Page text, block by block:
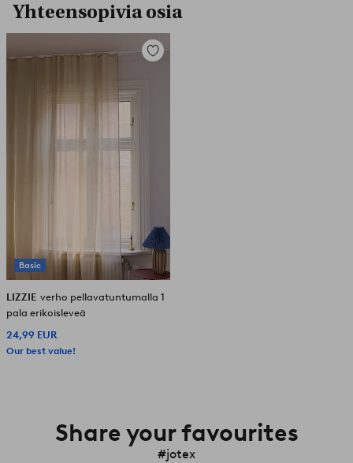
Yhteensopivia osia
Basic
Lisää
LIZZIE verho pellavatuntumalla 1
pala erikoisleveä
24,99 EUR
Our best value!
Share your favourites
#jotex